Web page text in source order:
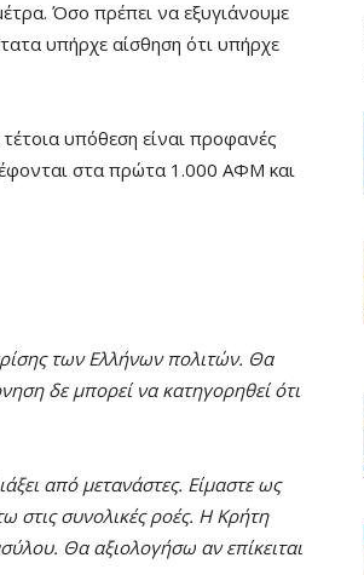
Όσο πρέπει να εξυγιάνουμε
υπήρχε αίσθηση ότι υπήρχε
τέτοια υπόθεση είναι προφανές
στα πρώτα 1.000 ΑΦΜ και
των Ελλήνων πολιτών. Θα
δε μπορεί να κατηγορηθεί ότι
από μετανάστες. Είμαστε ως
στις συνολικές ροές. Η Κρήτη
Θα αξιολογήσω αν επίκειται